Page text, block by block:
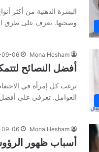
البشرة الدهنية من أكثر
وصحتها. تعرف على طرق
Mona Hesham
09-06
أفضل النصائح
ترغب كل إمرأة في
العوامل. تعرفي على أفضل
Mona Hesham
09-06
أسباب ظهور